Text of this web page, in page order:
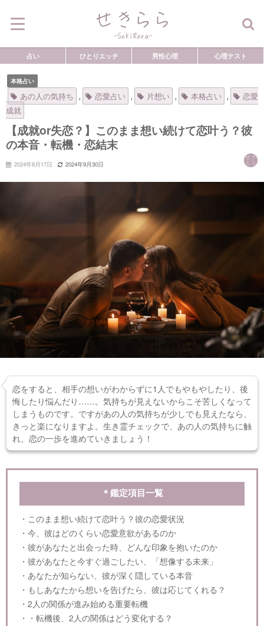
占い ひとりエッチ 男性心理 心理テスト
本格占い
あの人の気持ち , 恋愛占い , 片想い , 本格占い ,
恋愛
成就
【成就or失恋？】このまま想い続けて恋叶う？彼
の本音・転機・恋結末
2024年8月17日 2024年9月30日
恋をすると、相手の想いがわからずに1人でもやもやしたり、後
悔したり悩んだり……。気持ちが見えないからこそ苦しくなって
しまうものです。ですがあの人の気持ちが少しでも見えたなら、
きっと楽になりますよ。生き霊チェックで、あの人の気持ちに触
れ、恋の一歩を進めていきましょう！
＊鑑定項目一覧
・このまま想い続けて恋叶う？彼の恋愛状況
・今、彼はどのくらい恋愛意欲があるのか
・彼があなたと出会った時、どんな印象を抱いたのか
・彼があなたと今すぐ過ごしたい、「想像する未来」
・あなたが知らない、彼が深く隠している本音
・もしあなたから想いを告げたら、彼は応じてくれる？
・2人の関係が進み始める重要転機
・・転機後、2人の関係はどう変化する？